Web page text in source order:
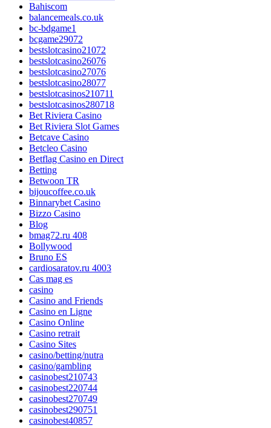
Bahiscom
balancemeals.co.uk
bc-bdgame1
bcgame29072
bestslotcasino21072
bestslotcasino26076
bestslotcasino27076
bestslotcasino28077
bestslotcasinos210711
bestslotcasinos280718
Bet Riviera Casino
Bet Riviera Slot Games
Betcave Casino
Betcleo Casino
Betflag Casino en Direct
Betting
Betwoon TR
bijoucoffee.co.uk
Binnarybet Casino
Bizzo Casino
Blog
bmag72.ru 408
Bollywood
Bruno ES
cardiosaratov.ru 4003
Cas mag es
casino
Casino and Friends
Casino en Ligne
Casino Online
Casino retrait
Casino Sites
casino/betting/nutra
casino/gambling
casinobest210743
casinobest220744
casinobest270749
casinobest290751
casinobest40857